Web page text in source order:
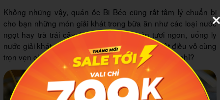
Không những vậy, quán ốc Bi Béo cũng rất tâm lý chuẩn bị
cho bạn những món giải khát trong bữa ăn như các loại nước
ngọt hay trà trái cây. Vừa ăn những món tươi ngon, uống ly
nước giải khát và tán gẫu với bạn bè, quả là một điều vô cùng
trọn vẹn cho một buổi chiều mát mẻ tại Ninh Thuận nhỉ?